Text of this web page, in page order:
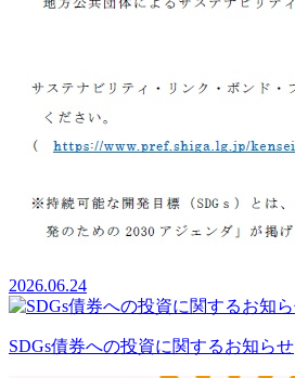
2026.06.24
SDGs債券への投資に関するお知らせ